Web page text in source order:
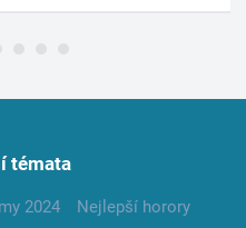
témata
2024
Nejlepší horory